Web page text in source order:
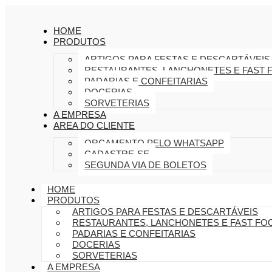
HOME
PRODUTOS
ARTIGOS PARA FESTAS E DESCARTÁVEIS
RESTAURANTES, LANCHONETES E FAST
PADARIAS E CONFEITARIAS
DOCERIAS
SORVETERIAS
A EMPRESA
AREA DO CLIENTE
ORÇAMENTO PELO WHATSAPP
CADASTRE-SE
SEGUNDA VIA DE BOLETOS
HOME
PRODUTOS
ARTIGOS PARA FESTAS E DESCARTÁVEIS
RESTAURANTES, LANCHONETES E FAST
PADARIAS E CONFEITARIAS
DOCERIAS
SORVETERIAS
A EMPRESA